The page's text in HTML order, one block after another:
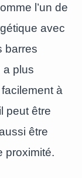
l’un de
avec
barres
a plus
à
peut être
être
proximité.